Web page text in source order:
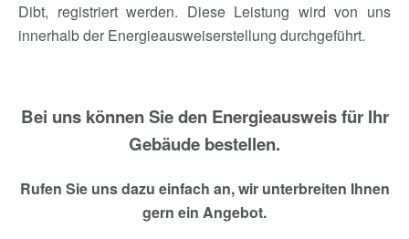
Dibt, registriert werden. Diese Leistung wird von uns
innerhalb der Energieausweiserstellung durchgeführt.
Bei uns können Sie den Energieausweis für Ihr
Gebäude bestellen.
Rufen Sie uns dazu einfach an, wir unterbreiten Ihnen
gern ein Angebot.